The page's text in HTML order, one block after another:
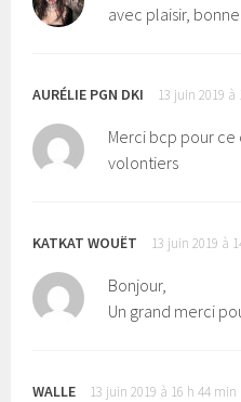
avec plaisir,
AURÉLIE PGN DKI 13 juin 2019 à
Merci bcp pour
volontiers
KATKAT WOUËT 13 juin 2019 à
Bonjour,
Un grand merci
WALLE 13 juin 2019 à 16 h 44 min